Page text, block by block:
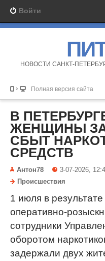
Войти
НОВОСТИ САНКТ-
Полная версия сайта
В
ЖЕНЩИНЫ
СБЫТ
СРЕДСТВ
Антон78 3-07-2026,
Происшествия
1 июля в
оперативно-
сотрудники
оборотом
задержали двух